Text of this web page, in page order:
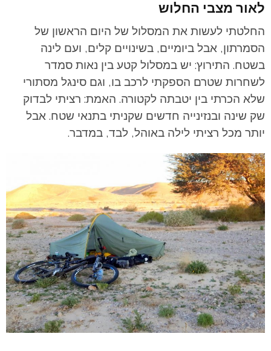
לאור מצבי החלוש
החלטתי לעשות את המסלול של היום הראשון של
הסמרתון, אבל ביומיים, בשינויים קלים, ועם לינה
בשטח. התירוץ: יש במסלול קטע בין נאות סמדר
לשחרות שטרם הספקתי לרכב בו, וגם סינגל מסתורי
שלא הכרתי בין יטבתה לקטורה. האמת: רציתי לבדוק
שק שינה ובנזינייה חדשים שקניתי בתנאי שטח. אבל
יותר מכל רציתי לילה באוהל, לבד, במדבר.